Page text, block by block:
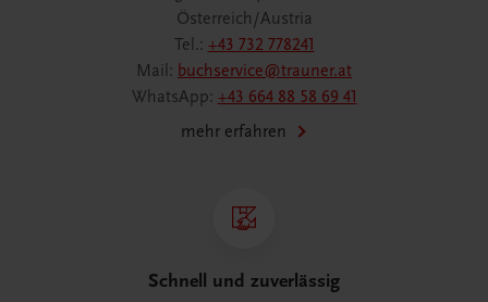
Österreich/Austria
Tel.: +43 732 778241
Mail: buchservice@trauner.at
WhatsApp: +43 664 88 58 69 41
mehr erfahren
Schnell und zuverlässig